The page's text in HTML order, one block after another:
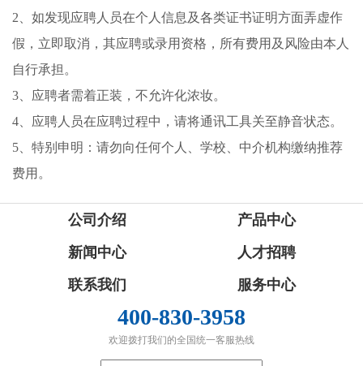
2、如发现应聘人员在个人信息及各类证书证明方面弄虚作
假，立即取消，其应聘或录用资格，所有费用及风险由本人
自行承担。
3、应聘者需着正装，不允许化浓妆。
4、应聘人员在应聘过程中，请将通讯工具关至静音状态。
5、特别申明：请勿向任何个人、学校、中介机构缴纳推荐
费用。
公司介绍
产品中心
新闻中心
人才招聘
联系我们
服务中心
400-830-3958
欢迎拨打我们的全国统一客服热线